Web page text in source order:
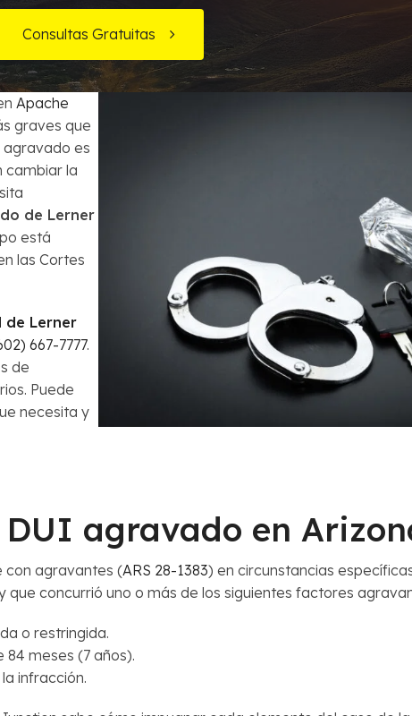
es lo mejor para mi?
Auto y la Bancarrota
de Préstamo Hipotecario
el Embargo
casos de Bancarrota
Violencia Doméstica
Consultas Gratuitas
Apache
graves que
agravado es
cambiar la
de Lerner
está
las Cortes
de Lerner
667-7777.
de
Puede
necesita y
agravado en
con agravantes (ARS 28-1383) en circunstancias
concurrió uno o más de los siguientes factores
o restringida.
meses (7 años).
infracción.